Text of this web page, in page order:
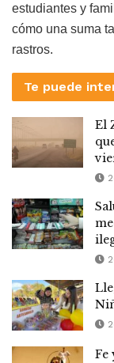
estudiantes y
cómo una suma
rastros.
Te puede
El
Fe